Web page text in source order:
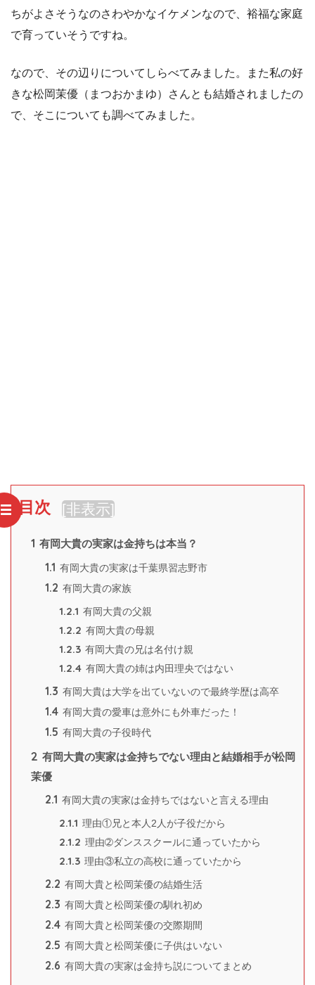
ちがよさそうなのさわやかなイケメンなので、裕福な家庭
で育っていそうですね。
なので、その辺りについてしらべてみました。また私の好
きな松岡茉優（まつおかまゆ）さんとも結婚されましたの
で、そこについても調べてみました。
目次 [非表示]
1 有岡大貴の実家は金持ちは本当？
1.1 有岡大貴の実家は千葉県習志野市
1.2 有岡大貴の家族
1.2.1 有岡大貴の父親
1.2.2 有岡大貴の母親
1.2.3 有岡大貴の兄は名付け親
1.2.4 有岡大貴の姉は内田理央ではない
1.3 有岡大貴は大学を出ていないので最終学歴は高卒
1.4 有岡大貴の愛車は意外にも外車だった！
1.5 有岡大貴の子役時代
2 有岡大貴の実家は金持ちでない理由と結婚相手が松岡
茉優
2.1 有岡大貴の実家は金持ちではないと言える理由
2.1.1 理由①兄と本人2人が子役だから
2.1.2 理由➁ダンススクールに通っていたから
2.1.3 理由③私立の高校に通っていたから
2.2 有岡大貴と松岡茉優の結婚生活
2.3 有岡大貴と松岡茉優の馴れ初め
2.4 有岡大貴と松岡茉優の交際期間
2.5 有岡大貴と松岡茉優に子供はいない
2.6 有岡大貴の実家は金持ち説についてまとめ